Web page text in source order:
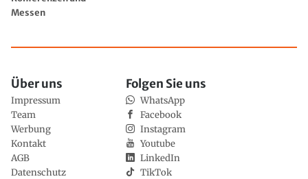
Messen
Über uns
Impressum
Team
Werbung
Kontakt
AGB
Datenschutz
Folgen Sie uns
WhatsApp
Facebook
Instagram
Youtube
LinkedIn
TikTok